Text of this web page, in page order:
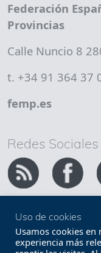
Federación
Provincias
Calle Nuncio 8
t. +34 91 364 37
femp.es
Redes Sociales
Uso de cookies
Usamos cookies
experiencia más